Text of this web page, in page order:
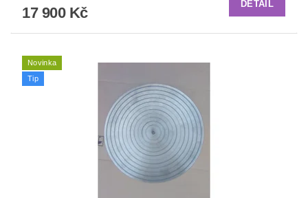
17 900 Kč
DETAIL
Novinka
Tip